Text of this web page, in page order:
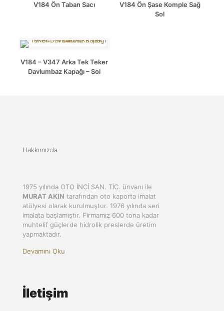
V184 Ön Taban Sacı
V184 Ön Şase Komple Sağ
Sol
V184 – V347 Arka Tek Teker
Davlumbaz Kapağı – Sol
Hakkımızda
1975 yılında OTO İNCİ SAN. TİC. ünvanı ile
MURAT AKIN tarafından oto kaporta imalat
atölyesi olarak kurulmuştur. 1976 yılında seri
imalata başlamıştır. Firmamız 600 tona kadar
muhtelif güçlerde hidrolik preslerde üretim
yapmaktadır.
Devamını Oku
İletişim